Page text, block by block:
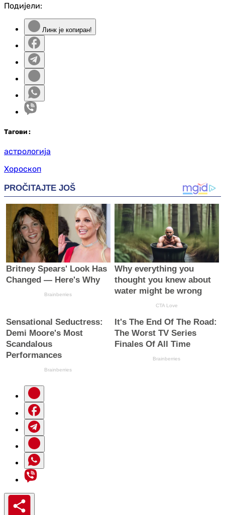
Подијели:
Линк је копиран!
Тагови :
астрологија
Хороскоп